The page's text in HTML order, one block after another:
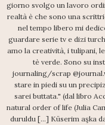
giorno svolgo un lavoro
realtà è che sono una
nel tempo libero mi
guardare serie tv e dizi
amo la creatività, i tulipani,
tè verde. Sono su
journaling/scrap
stare in piedi su un
sarei buttata." (dal libro
natural order of life (Julia
duruldu [...] Küserim aşka